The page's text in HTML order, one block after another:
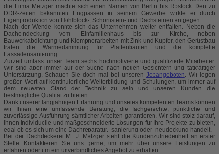
die Firma Metzger machte sich einen Namen von Berlin bis Rostock. Den zu
DDR-Zeiten bekannten Engpässen in seinem Gewerbe wirkte er durch
Eigenproduktion von Hohlblock-, Schornstein- und Dachsteinen entgegen.
Nach der Wende konnte sich das Unternehmen weiter entfalten. Neben die
Dacheindeckung vom Einfamilienhaus bis zur Kirche, neben
Bauwerkabdichtung und Klempnerarbeiten mit Zink und Kupfer, den Gerüstbau
traten die Wärmedämmung für Plattenbauten und die komplette
Fassadensanierung.
Zurzeit umfasst unser Team sechs hochmotivierte und qualifizierte Mitarbeiter.
Wir sind aber immer auf der Suche nach neuen Gesichtern und tatkräftiger
Unterstützung. Schauen Sie doch mal bei unseren Jobangeboten. Wir legen
großen Wert auf kontinuierliche Weiterbildung und Schulungen, um immer auf
dem neuesten Stand der Technik zu sein und unseren Kunden die
bestmögliche Qualität zu bieten.
Dank unserer langjährigen Erfahrung und unseres kompetenten Teams können
wir Ihnen eine umfassende Beratung, die fachgerechte, pünktliche und
zuverlässige Ausführung sämtlicher Arbeiten garantieren. Wir sind stolz darauf,
Ihnen individuelle und maßgeschneiderte Lösungen für Ihre Projekte zu bieten,
egal ob es sich um eine Dachreparatur, -sanierung oder -neudeckung handelt.
Bei der Dachdeckerei M.+J. Metzger steht die Kundenzufriedenheit an erster
Stelle. Kontaktieren Sie uns gerne, um mehr über unsere Leistungen zu
erfahren oder um ein unverbindliches Angebot zu erhalten.